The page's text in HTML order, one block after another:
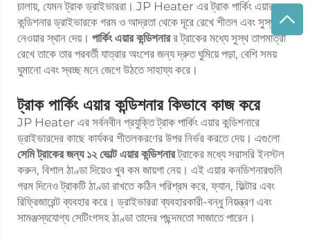
চালায়, যেমন ট্রাক ড্রাইভাররা। JP Heater এর ট্রাক পার্কিং এয়ার
কন্ডিশনার ড্রাইভারকে গরম ও আদ্রতা থেকে দূরে রেখে শীতল এবং সুস্থ ঘুম
নেওয়ার স্থান দেয়। পার্কিং এয়ার কন্ডিশনাররট্রাকের মধ্যে সুস্থ তাপমাত্রা
রেখে তাকে তার পরবর্তী যাত্রার অংশের জন্য দ্রুত ঘুমিয়ে পড়া, বেশি সময়
ঘুমানো এবং স্বচ্ছ মনে জেগে উঠতে সাহায্য করে।
ট্রাক পার্কিং এয়ার কন্ডিশনার কিভাবে কাজ করে
JP Heater এর সর্বনবীন প্রযুক্তি ট্রাক পার্কিং এয়ার কন্ডিশনারে
ড্রাইভারদের কাছে কার্যকর শীতলকরণের উপর নির্ভর করতে দেয়। এগুলো
সেমি ট্রাকের জন্য ১২ ভোল্ট এয়ার কন্ডিশনারট্রাকের মধ্যে সরাসরি ইনস্টল
করুন, বিশাল ঠাণ্ডা দিয়েও খুব কম জায়গা নেয়। এই এয়ার কনডিশনারগুলি
গরম দিনেও ট্রাকটি ঠাণ্ডা রাখতে কঠিন পরিশ্রম করে, ফ্যান, ফিল্টার এবং
রিফ্রিজারেন্ট ব্যবহার করে। ড্রাইভাররা ব্যবহারকারী-বন্ধু নিয়ন্ত্রণ এবং
সামঞ্জস্যযোগ্য সেটিংগসহ ঠাণ্ডা তাদের পছন্দমতো সাজাতে পারেন।